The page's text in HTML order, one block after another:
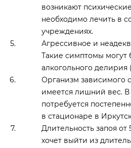
возникают
необходимо лечить в
учреждениях.
Агрессивное и
Такие симптомы могут
алкогольного делирия
Организм зависимого
имеется лишний вес. В
потребуется
в стационаре в
Длительность запоя
хочет выйти из